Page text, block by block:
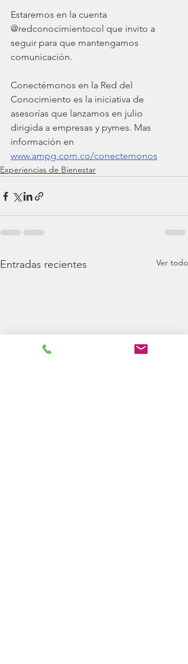
Estaremos en la cuenta
@redconocimientocol que invito a
seguir para que mantengamos
comunicación.
Conectémonos en la Red del
Conocimiento es la iniciativa de
asesorías que lanzamos en julio
dirigida a empresas y pymes. Mas
información en
www.ampg.com.co/conectemonos
Experiencias de Bienestar
Entradas recientes Ver todo